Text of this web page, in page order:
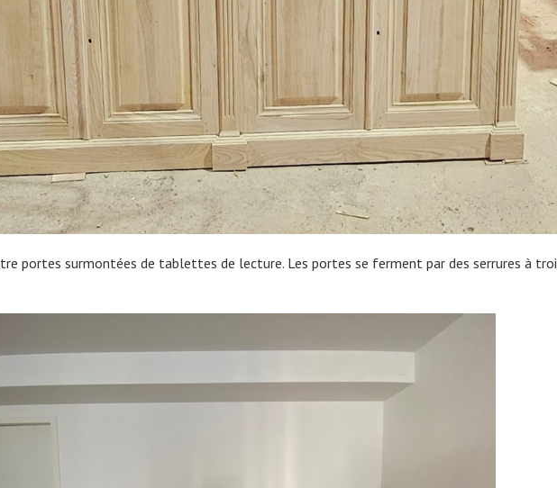
portes surmontées de tablettes de lecture. Les portes se ferment par des serrures à